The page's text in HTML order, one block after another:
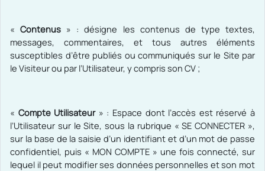
«Contenus » : désigne les contenus de typetextes,
messages, commentaires, et tous autres éléments
susceptibles d’être publiés ou communiqués sur le Site par
le Visiteur ou par l’Utilisateur, y compris son CV ;
« Compte Utilisateur » : Espace dont l’accès est réservé à
l’Utilisateur sur le Site, sous la rubrique « SE CONNECTER »,
sur la base de la saisie d’un identifiant et d’un mot de passe
confidentiel, puis « MON COMPTE » une fois connecté, sur
lequel il peut modifier ses données personnelles et son mot